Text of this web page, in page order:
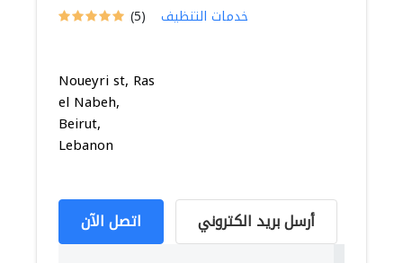
(5) خدمات التنظيف
Noueyri st, Ras
el Nabeh,
Beirut,
Lebanon
اتصل الآن أرسل بريد الكتروني